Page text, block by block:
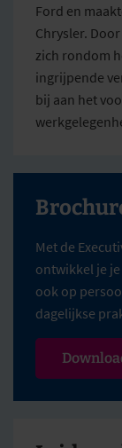
Ford en
Chrysler.
zich rondom
ingrijpende
bij aan het
Met de
ontwikkel je
ook op
dagelijkse